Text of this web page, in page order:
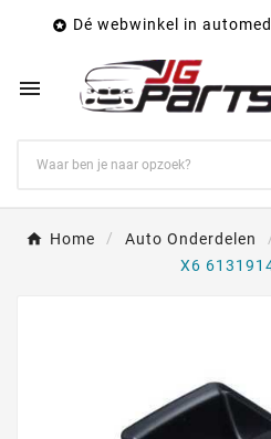
 Dé webwinkel in

Home Auto Onderdelen
X6